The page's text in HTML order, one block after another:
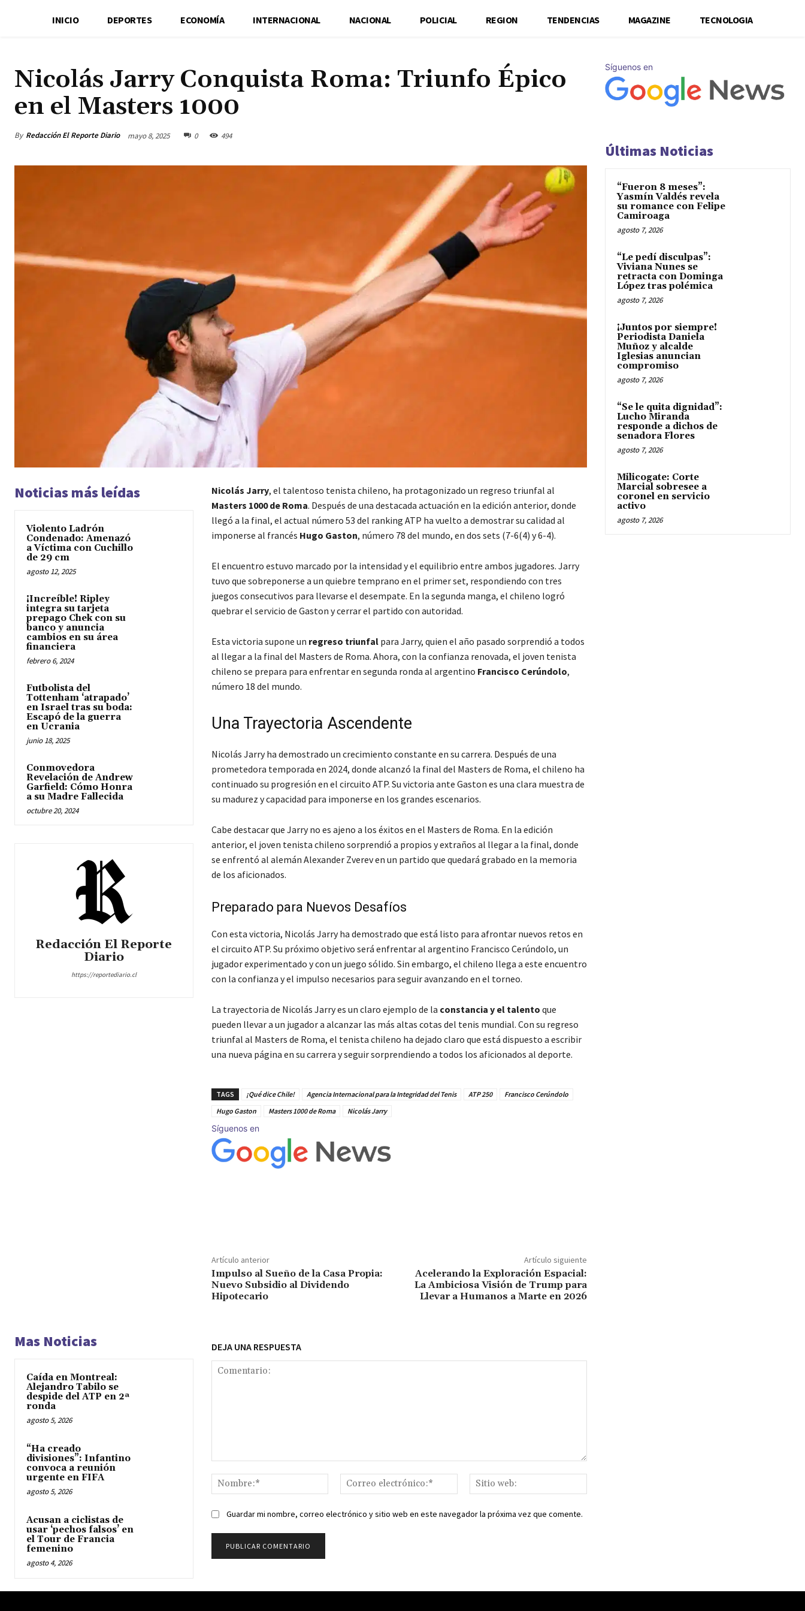
INICIO DEPORTES ECONOMÍA INTERNACIONAL NACIONAL POLICIAL REGION TENDENCIAS MAGAZINE TECNOLOGIA
Nicolás Jarry Conquista Roma: Triunfo Épico
en el Masters 1000
By Redacción El Reporte Diario mayo 8, 2025 0 494
Noticias más leídas
Violento Ladrón
Condenado: Amenazó
a Víctima con Cuchillo
de 29 cm
agosto 12, 2025
¡Increíble! Ripley
integra su tarjeta
prepago Chek con su
banco y anuncia
cambios en su área
financiera
febrero 6, 2024
Futbolista del
Tottenham ‘atrapado’
en Israel tras su boda:
Escapó de la guerra
en Ucrania
junio 18, 2025
Conmovedora
Revelación de Andrew
Garfield: Cómo Honra
a su Madre Fallecida
octubre 20, 2024
Redacción El Reporte
Diario
https://reportediario.cl
Nicolás Jarry, el talentoso tenista chileno, ha protagonizado un regreso triunfal al
Masters 1000 de Roma. Después de una destacada actuación en la edición anterior, donde
llegó a la final, el actual número 53 del ranking ATP ha vuelto a demostrar su calidad al
imponerse al francés Hugo Gaston, número 78 del mundo, en dos sets (7-6(4) y 6-4).
El encuentro estuvo marcado por la intensidad y el equilibrio entre ambos jugadores. Jarry
tuvo que sobreponerse a un quiebre temprano en el primer set, respondiendo con tres
juegos consecutivos para llevarse el desempate. En la segunda manga, el chileno logró
quebrar el servicio de Gaston y cerrar el partido con autoridad.
Esta victoria supone un regreso triunfalpara Jarry, quien el año pasado sorprendió a todos
al llegar a la final del Masters de Roma. Ahora, con la confianza renovada, el joven tenista
chileno se prepara para enfrentar en segunda ronda al argentino Francisco Cerúndolo,
número 18 del mundo.
Una Trayectoria Ascendente
Nicolás Jarry ha demostrado un crecimiento constante en su carrera. Después de una
prometedora temporada en 2024, donde alcanzó la final del Masters de Roma, el chileno ha
continuado su progresión en el circuito ATP. Su victoria ante Gaston es una clara muestra de
su madurez y capacidad para imponerse en los grandes escenarios.
Cabe destacar que Jarry no es ajeno a los éxitos en el Masters de Roma. En la edición
anterior, el joven tenista chileno sorprendió a propios y extraños al llegar a la final, donde
se enfrentó al alemán Alexander Zverev en un partido que quedará grabado en la memoria
de los aficionados.
Preparado para Nuevos Desafíos
Con esta victoria, Nicolás Jarry ha demostrado que está listo para afrontar nuevos retos en
el circuito ATP. Su próximo objetivo será enfrentar al argentino Francisco Cerúndolo, un
jugador experimentado y con un juego sólido. Sin embargo, el chileno llega a este encuentro
con la confianza y el impulso necesarios para seguir avanzando en el torneo.
La trayectoria de Nicolás Jarry es un claro ejemplo de la constancia y el talento que
pueden llevar a un jugador a alcanzar las más altas cotas del tenis mundial. Con su regreso
triunfal al Masters de Roma, el tenista chileno ha dejado claro que está dispuesto a escribir
una nueva página en su carrera y seguir sorprendiendo a todos los aficionados al deporte.
TAGS ¡Qué dice Chile! Agencia Internacional para la Integridad del Tenis ATP 250
Francisco Cerúndolo
Hugo Gaston
Masters 1000 de Roma Nicolás Jarry
Síguenos en
Artículo anterior
Impulso al Sueño de la Casa Propia:
Nuevo Subsidio al Dividendo
Hipotecario
Artículo siguiente
Acelerando la Exploración Espacial:
La Ambiciosa Visión de Trump para
Llevar a Humanos a Marte en 2026
Mas Noticias
Caída en Montreal:
Alejandro Tabilo se
despide del ATP en 2ª
ronda
agosto 5, 2026
“Ha creado
divisiones”: Infantino
convoca a reunión
urgente en FIFA
agosto 5, 2026
Acusan a ciclistas de
usar ‘pechos falsos’ en
el Tour de Francia
femenino
agosto 4, 2026
DEJA UNA RESPUESTA
Nombre:*
Correo
electrónico:*
web:
Guardar mi nombre, correo electrónico y sitio web en este navegador la próxima vez que comente.
Síguenos en
Últimas Noticias
“Fueron 8 meses”:
Yasmín Valdés revela
su romance con Felipe
Camiroaga
agosto 7, 2026
“Le pedí disculpas”:
Viviana Nunes se
retracta con Dominga
López tras polémica
agosto 7, 2026
¡Juntos por siempre!
Periodista Daniela
Muñoz y alcalde
Iglesias anuncian
compromiso
agosto 7, 2026
“Se le quita dignidad”:
Lucho Miranda
responde a dichos de
senadora Flores
agosto 7, 2026
Milicogate: Corte
Marcial sobresee a
coronel en servicio
activo
agosto 7, 2026